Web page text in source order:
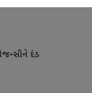
દંડ